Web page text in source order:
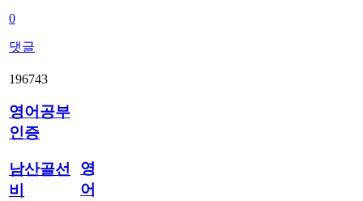
0
댓글
196743
영어공부
인증
남산골선
비
영
어